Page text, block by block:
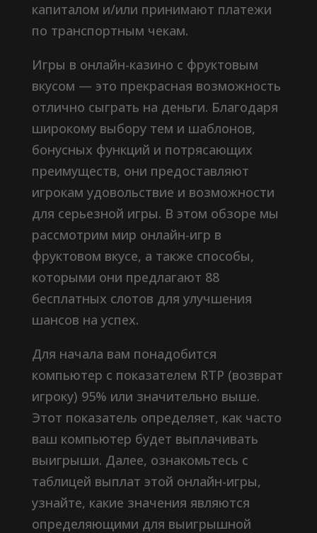
капиталом и/или принимают платежи
по транспортным чекам.
Игры в онлайн-казино с фруктовым
вкусом — это прекрасная возможность
отлично сыграть на деньги. Благодаря
широкому выбору тем и шаблонов,
бонусных функций и потрясающих
преимуществ, они предоставляют
игрокам удовольствие и возможности
для серьезной игры. В этом обзоре мы
рассмотрим мир онлайн-игр в
фруктовом вкусе, а также способы,
которыми они предлагают 88
бесплатных слотов для улучшения
шансов на успех.
Для начала вам понадобится
компьютер с показателем RTP (возврат
игроку) 95% или значительно выше.
Этот показатель определяет, как часто
ваш компьютер будет выплачивать
выигрыши. Далее, ознакомьтесь с
таблицей выплат этой онлайн-игры,
узнайте, какие значения являются
определяющими для выигрышной